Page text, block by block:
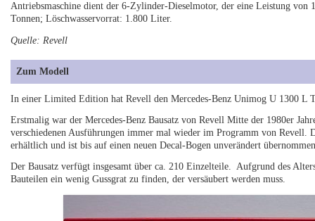
Antriebsmaschine dient der 6-Zylinder-Dieselmotor, der eine Leistung von
Tonnen; Löschwasservorrat: 1.800 Liter.
Quelle: Revell
Zum Modell
In einer Limited Edition hat Revell den Mercedes-Benz Unimog U 1300 L
Erstmalig war der Mercedes-Benz Bausatz von Revell Mitte der 1980er
verschiedenen Ausführungen immer mal wieder im Programm von Revell.
erhältlich und ist bis auf einen neuen Decal-Bogen unverändert
Der Bausatz verfügt insgesamt über ca. 210 Einzelteile. Aufgrund des
Bauteilen ein wenig Gussgrat zu finden, der versäubert werden muss.